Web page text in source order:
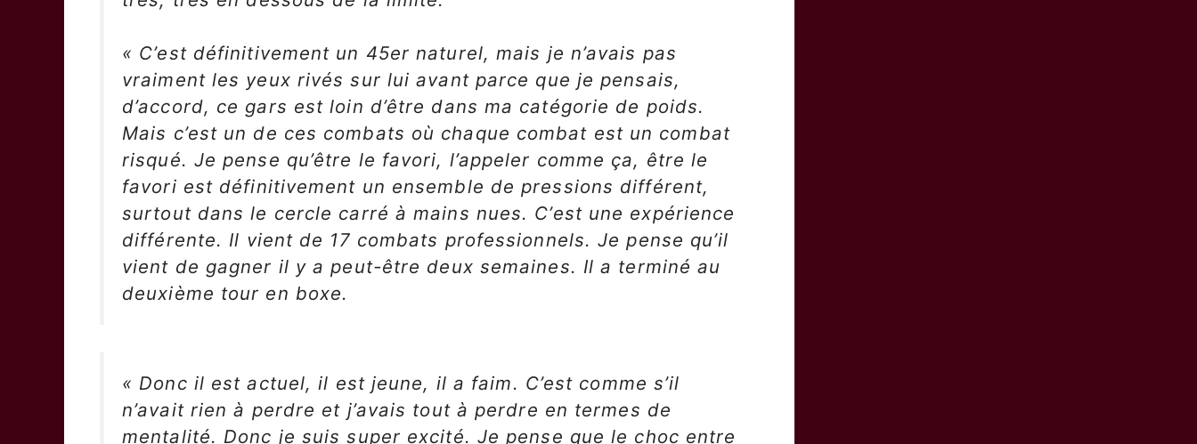
« C’est définitivement un 45er naturel, mais je n’avais pas
vraiment les yeux rivés sur lui avant parce que je pensais,
d’accord, ce gars est loin d’être dans ma catégorie de poids.
Mais c’est un de ces combats où chaque combat est un combat
risqué. Je pense qu’être le favori, l’appeler comme ça, être le
favori est définitivement un ensemble de pressions différent,
surtout dans le cercle carré à mains nues. C’est une expérience
différente. Il vient de 17 combats professionnels. Je pense qu’il
vient de gagner il y a peut-être deux semaines. Il a terminé au
deuxième tour en boxe.
« Donc il est actuel, il est jeune, il a faim. C’est comme s’il
n’avait rien à perdre et j’avais tout à perdre en termes de
mentalité. Donc je suis super excité. Je pense que le choc entre